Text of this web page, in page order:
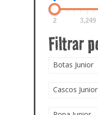
2 3,249
Botas Junior
Cascos Junior